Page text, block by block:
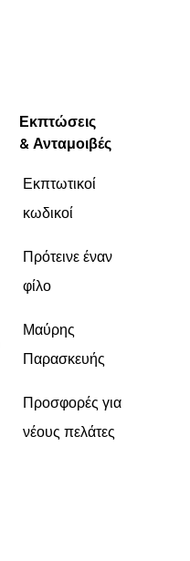
Εκπτώσεις
& Ανταμοιβές
Εκπτωτικοί
κωδικοί
Πρότεινε έναν
φίλο
Μαύρης
Παρασκευής
Προσφορές για
νέους πελάτες